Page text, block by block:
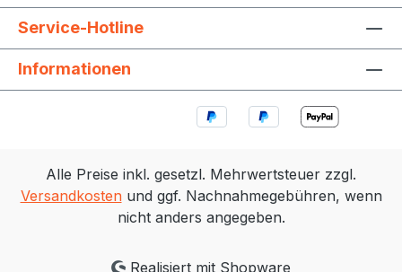
Service-Hotline
Informationen
Alle Preise inkl. gesetzl. Mehrwertsteuer zzgl.
Versandkostenund ggf. Nachnahmegebühren, wenn
nicht anders angegeben.
Realisiert mit Shopware